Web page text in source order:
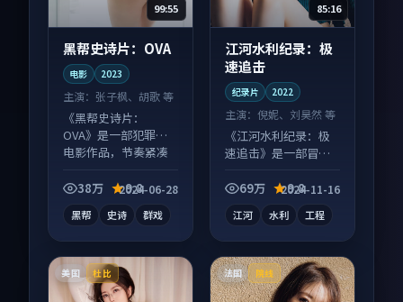
99:55
黑帮史诗片：OVA
电影 2023
主演： 张子枫、胡歌 等
《黑帮史诗片：
OVA》是一部犯罪向
电影作品，节奏紧凑
式追看。
38万 9.8
2024-06-28
黑帮 史诗 群戏
85:16
江河水利纪录：极
速追击
纪录片 2022
主演：倪妮、刘昊然 等
《江河水利纪录：极
速追击》是一部冒险
叙事并行，细节值得
69万 9.8
2024-11-16
江河 水利 工程
美国 杜比 法国 院线